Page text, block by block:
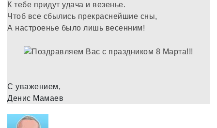
К тебе придут удача и везенье.
Чтоб все сбылись прекраснейшие сны,
А настроенье было лишь весенним!
С уважением,
Денис Мамаев